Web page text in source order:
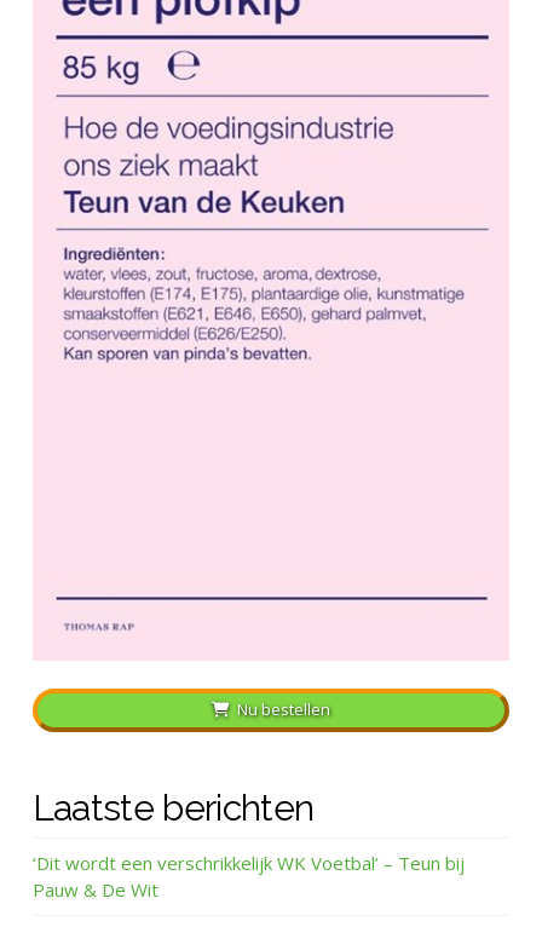
Nu bestellen
Laatste berichten
‘Dit wordt een verschrikkelijk WK Voetbal’ – Teun bij
Pauw & De Wit